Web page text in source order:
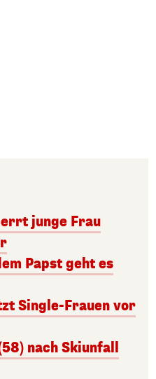
junge Frau
Papst geht es
Single-Frauen vor
nach Skiunfall